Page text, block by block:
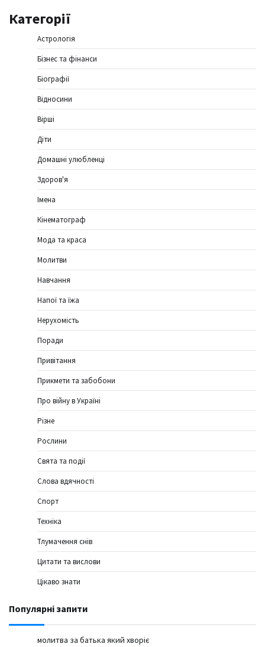
Категорії
Астрологія
Бізнес та фінанси
Біографії
Відносини
Вірші
Діти
Домашні улюбленці
Здоров'я
Імена
Кінематограф
Мода та краса
Молитви
Навчання
Напої та їжа
Нерухомість
Поради
Привітання
Прикмети та забобони
Про війну в Україні
Різне
Рослини
Свята та події
Слова вдячності
Спорт
Техніка
Тлумачення снів
Цитати та вислови
Цікаво знати
Популярні запити
молитва за батька який хворіє